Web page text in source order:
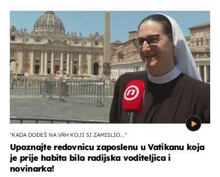
"KADA DOĐEŠ NA VRH KOJI SI ZAMISLIO..."
Upoznajte redovnicu zaposlenu u Vatikanu koja
je prije habita bila radijska voditeljica i
novinarka!